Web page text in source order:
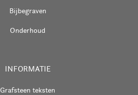
Bijbegraven
Onderhoud
INFORMATIE
Grafsteen teksten